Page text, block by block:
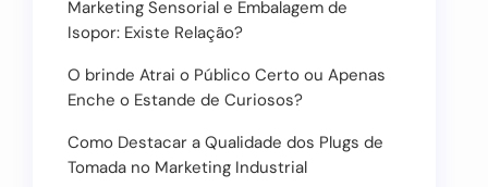
Marketing Sensorial e Embalagem de
Isopor: Existe Relação?
O brinde Atrai o Público Certo ou Apenas
Enche o Estande de Curiosos?
Como Destacar a Qualidade dos Plugs de
Tomada no Marketing Industrial